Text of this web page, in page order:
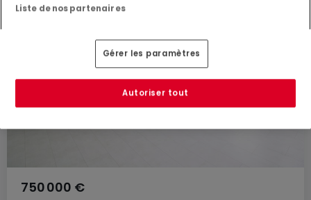
750 000 €
Liste de nos partenaires
Gérer les paramètres
Autoriser tout